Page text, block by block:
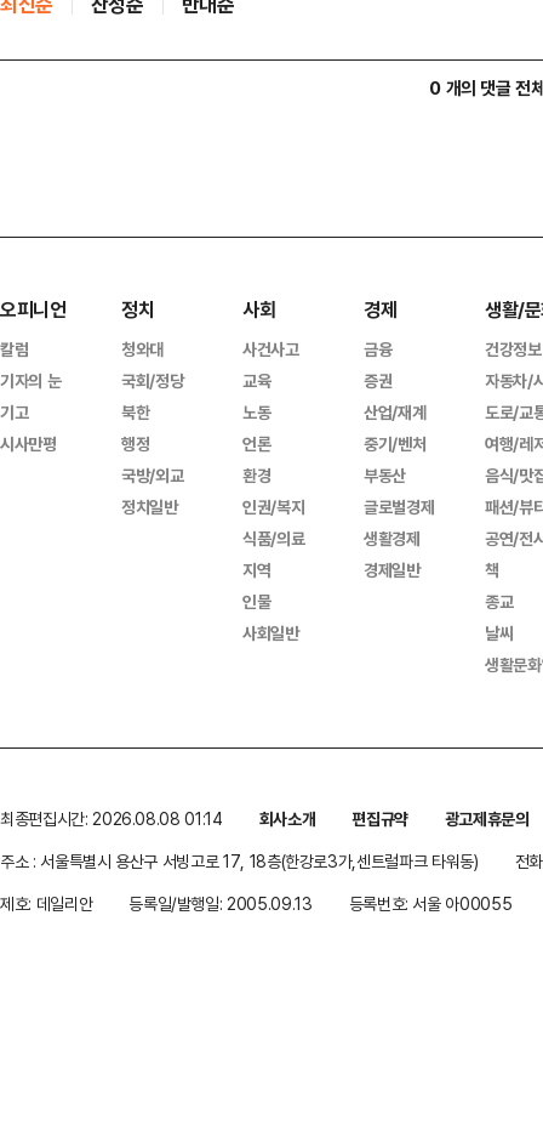
0 개의 댓글 전
오피니언
칼럼
기자의 눈
기고
시사만평
정치
청와대
국회/정당
북한
행정
국방/외교
정치일반
사회
사건사고
교육
노동
언론
환경
인권/복지
식품/의료
지역
인물
사회일반
경제
금융
증권
산업/재계
중기/벤처
부동산
글로벌경제
생활경제
경제일반
생활/
건강정보
자동차/
도로/교
여행/레
음식/맛
패션/뷰
공연/전
책
종교
날씨
생활문
최종편집시간: 2026.08.08 01:14 회사소개 편집규약
광고제휴문의
주소 : 서울특별시 용산구 서빙고로 17, 18층(한강로3가,센트럴파크 타워동)
전
제호: 데일리안
등록일/발행일: 2005.09.13 등록번호: 서울 아00055